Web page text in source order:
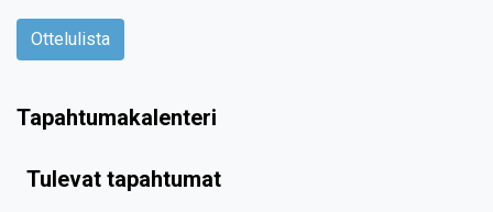
Ottelulista
Tapahtumakalenteri
Tulevat tapahtumat